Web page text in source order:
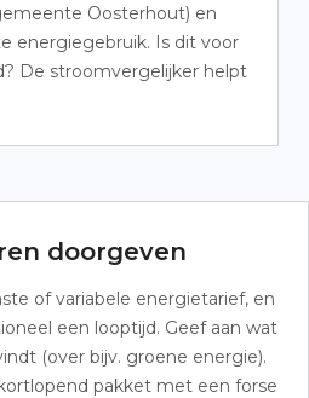
Oosterhout) en
energiegebruik. Is dit voor
De stroomvergelijker helpt
doorgeven
of variabele energietarief, en
een looptijd. Geef aan wat
(over bijv. groene energie).
pakket met een forse